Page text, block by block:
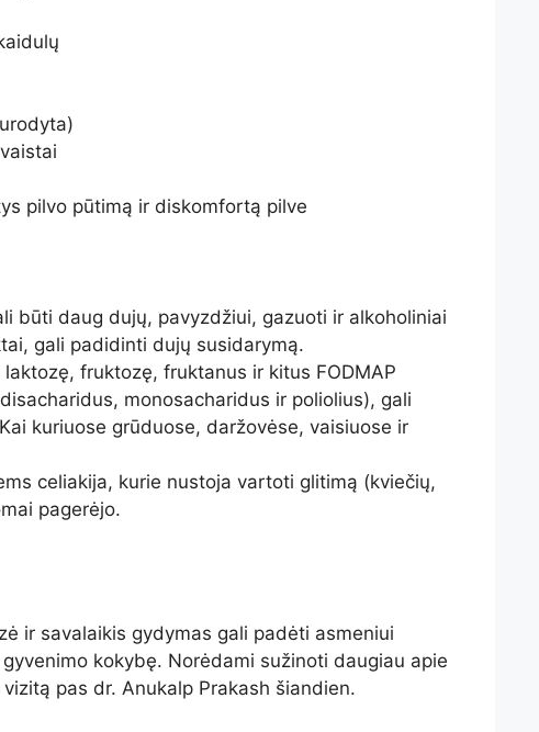
pilvo pūtimą ir diskomfortą pilve
būti daug dujų, pavyzdžiui, gazuoti ir alkoholiniai
gali padidinti dujų susidarymą.
fruktozę, fruktanus ir kitus FODMAP
monosacharidus ir poliolius), gali
kuriuose grūduose, daržovėse, vaisiuose ir
celiakija, kurie nustoja vartoti glitimą (kviečių,
pagerėjo.
ir savalaikis gydymas gali padėti asmeniui
kokybę. Norėdami sužinoti daugiau apie
pas dr. Anukalp Prakash šiandien.